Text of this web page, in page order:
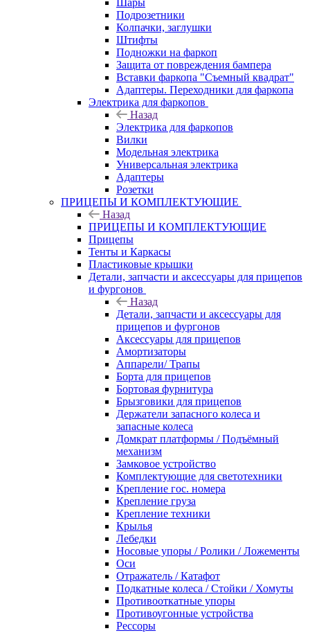
Шары
Подрозетники
Колпачки, заглушки
Штифты
Подножки на фаркоп
Защита от повреждения бампера
Вставки фаркопа "Съемный квадрат"
Адаптеры. Переходники для фаркопа
Электрика для фаркопов
Назад
Электрика для фаркопов
Вилки
Модельная электрика
Универсальная электрика
Адаптеры
Розетки
ПРИЦЕПЫ И КОМПЛЕКТУЮЩИЕ
Назад
ПРИЦЕПЫ И КОМПЛЕКТУЮЩИЕ
Прицепы
Тенты и Каркасы
Пластиковые крышки
Детали, запчасти и аксессуары для прицепов
и фургонов
Назад
Детали, запчасти и аксессуары для
прицепов и фургонов
Аксессуары для прицепов
Амортизаторы
Аппарели/ Трапы
Борта для прицепов
Бортовая фурнитура
Брызговики для прицепов
Держатели запасного колеса и
запасные колеса
Домкрат платформы / Подъёмный
механизм
Замковое устройство
Комплектующие для светотехники
Крепление гос. номера
Крепление груза
Крепление техники
Крылья
Лебедки
Носовые упоры / Ролики / Ложементы
Оси
Отражатель / Катафот
Подкатные колеса / Стойки / Хомуты
Противооткатные упоры
Противоугонные устройства
Рессоры